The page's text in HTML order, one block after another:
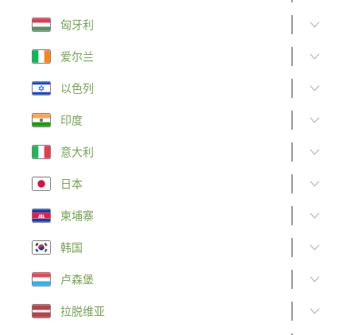
匈牙利
爱尔兰
以色列
印度
意大利
日本
柬埔寨
韩国
卢森堡
拉脱维亚